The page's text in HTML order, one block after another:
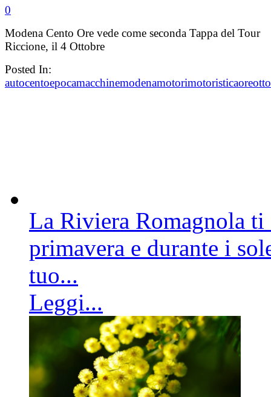
0
Modena Cento Ore vede come seconda Tappa del Tour
Riccione, il 4 Ottobre
Posted In:
autocentoepocamacchinemodenamotorimotoristicaore
La Riviera Romagnola
primavera e durante i
tuo...
Leggi...